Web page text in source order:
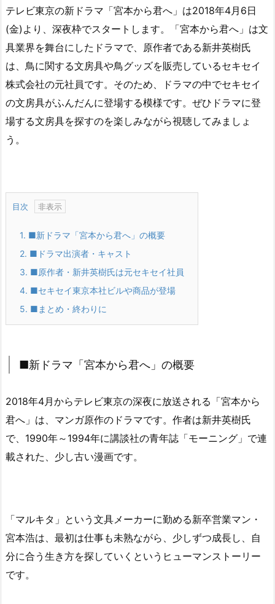
テレビ東京の新ドラマ「宮本から君へ」は2018年4月6日
(金)より、深夜枠でスタートします。「宮本から君へ」は文
具業界を舞台にしたドラマで、原作者である新井英樹氏
は、鳥に関する文房具や鳥グッズを販売しているセキセイ
株式会社の元社員です。そのため、ドラマの中でセキセイ
の文房具がふんだんに登場する模様です。ぜひドラマに登
場する文房具を探すのを楽しみながら視聴してみましょ
う。
目次
1. ■新ドラマ「宮本から君へ」の概要
2. ■ドラマ出演者・キャスト
3. ■原作者・新井英樹氏は元セキセイ社員
4. ■セキセイ東京本社ビルや商品が登場
5. ■まとめ・終わりに
■新ドラマ「宮本から君へ」の概要
2018年4月からテレビ東京の深夜に放送される「宮本から
君へ」は、マンガ原作のドラマです。作者は新井英樹氏
で、1990年～1994年に講談社の青年誌「モーニング」で連
載された、少し古い漫画です。
「マルキタ」という文具メーカーに勤める新卒営業マン・
宮本浩は、最初は仕事も未熟ながら、少しずつ成長し、自
分に合う生き方を探していくというヒューマンストーリー
です。